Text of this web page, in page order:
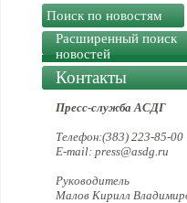
Расширенный поиск
новостей
Контакты
Пресс-служба АСДГ
Телефон:(383) 223-85-00
E-mail: press@asdg.ru
Руководитель
Малов Кирилл